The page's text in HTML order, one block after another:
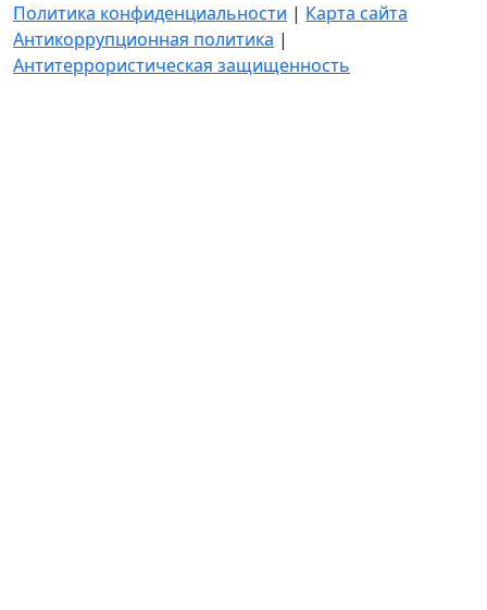
Политика конфиденциальности | Карта сайта
Антикоррупционная политика |
Антитеррористическая защищенность